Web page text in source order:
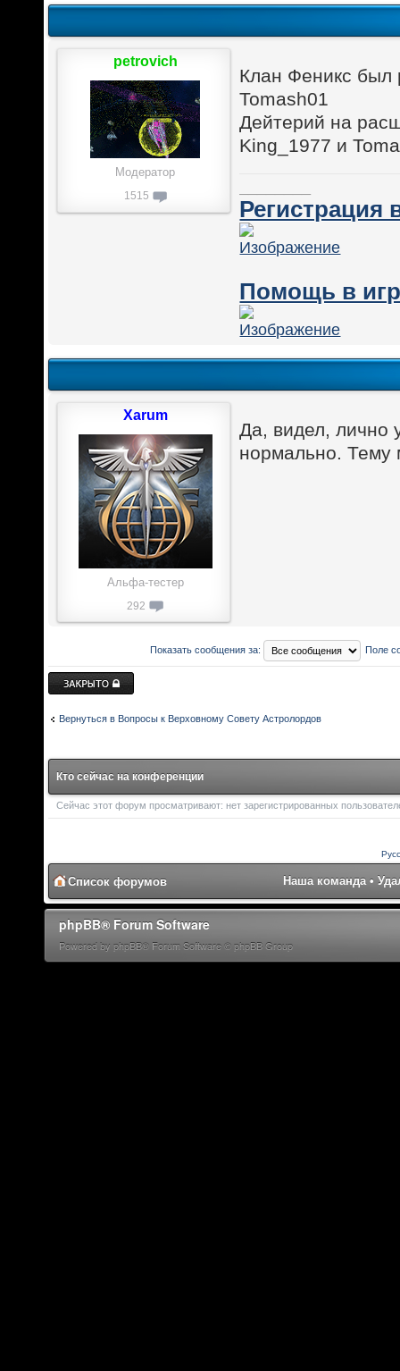
Клан Феникс был
Tomash01
Дейтерий на
King_1977 и
Регистрация
Помощь в
petrovich
Модератор
1515
Да, видел, лично
нормально. Тему
Xarum
Альфа-тестер
292
Показать сообщения за: Поле
Закрыто
Вернуться в Вопросы к Верховному Совету Астролордов
Кто сейчас на конференции
Сейчас этот форум просматривают: нет зарегистрированных
Список форумов Наша команда•
phpBB® Forum Software
Powered by phpBB® Forum Software © phpBB Group